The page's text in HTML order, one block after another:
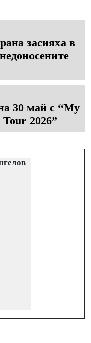
засияха в
30 май с “My
2026”